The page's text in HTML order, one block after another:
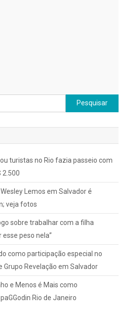
Pesquisar
por:
turistas no Rio fazia passeio com
2.500
Lemos em Salvador é
veja fotos
sobre trabalhar com a filha
esse peso nela”
como participação especial no
Grupo Revelação em Salvador
e Menos é Mais como
Rio de Janeiro